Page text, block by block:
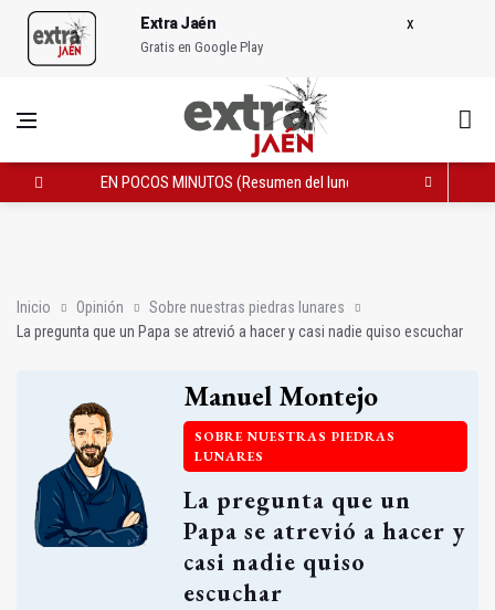
Extra Jaén
Gratis en Google Play
EN POCOS MINUTOS (Resumen del lunes, 8 de junio de 2026)
Inicio Opinión
Sobre nuestras piedras lunares
La pregunta que un Papa se atrevió a hacer y casi nadie quiso escuchar
Manuel Montejo
SOBRE NUESTRAS PIEDRAS
LUNARES
La pregunta que un
Papa se atrevió a hacer y
casi nadie quiso
escuchar